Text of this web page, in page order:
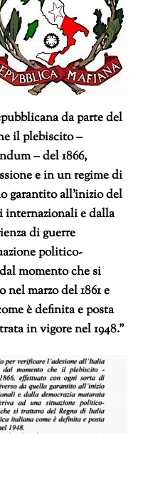
da parte del
il plebiscito –
– del 1866,
e in un regime di
garantito all’inizio del
e dalla
di guerre
politico-
momento che si
marzo del 1861 e
è definita e posta
in vigore nel 1948.”